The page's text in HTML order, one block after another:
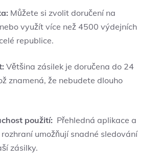
Můžete si zvolit doručení na
využít více než 4500 výdejních
republice.
Většina‍ zásilek je doručena do 24
znamená, že nebudete dlouho
použití: ‍ Přehledná aplikace a
umožňují snadné‌ sledování⁣
zásilky.